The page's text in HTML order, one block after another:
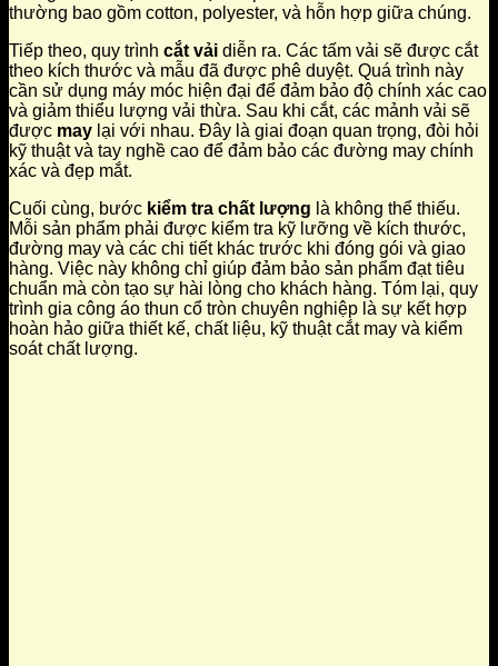
thường bao gồm cotton, polyester, và hỗn hợp giữa chúng.
Tiếp theo, quy trình cắt vải diễn ra. Các tấm vải sẽ được cắt
theo kích thước và mẫu đã được phê duyệt. Quá trình này
cần sử dụng máy móc hiện đại để đảm bảo độ chính xác cao
và giảm thiểu lượng vải thừa. Sau khi cắt, các mảnh vải sẽ
được may lại với nhau. Đây là giai đoạn quan trọng, đòi hỏi
kỹ thuật và tay nghề cao để đảm bảo các đường may chính
xác và đẹp mắt.
Cuối cùng, bước kiểm tra chất lượng là không thể thiếu.
Mỗi sản phẩm phải được kiểm tra kỹ lưỡng về kích thước,
đường may và các chi tiết khác trước khi đóng gói và giao
hàng. Việc này không chỉ giúp đảm bảo sản phẩm đạt tiêu
chuẩn mà còn tạo sự hài lòng cho khách hàng. Tóm lại, quy
trình gia công áo thun cổ tròn chuyên nghiệp là sự kết hợp
hoàn hảo giữa thiết kế, chất liệu, kỹ thuật cắt may và kiểm
soát chất lượng.